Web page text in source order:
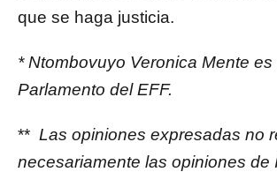
que se haga justicia.
* Ntombovuyo Veronica Mente
Parlamento del EFF.
** Las opiniones expresadas no
necesariamente las opiniones de